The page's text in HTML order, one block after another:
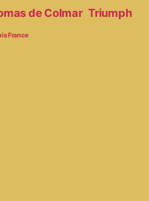
de Colmar Triumph
France